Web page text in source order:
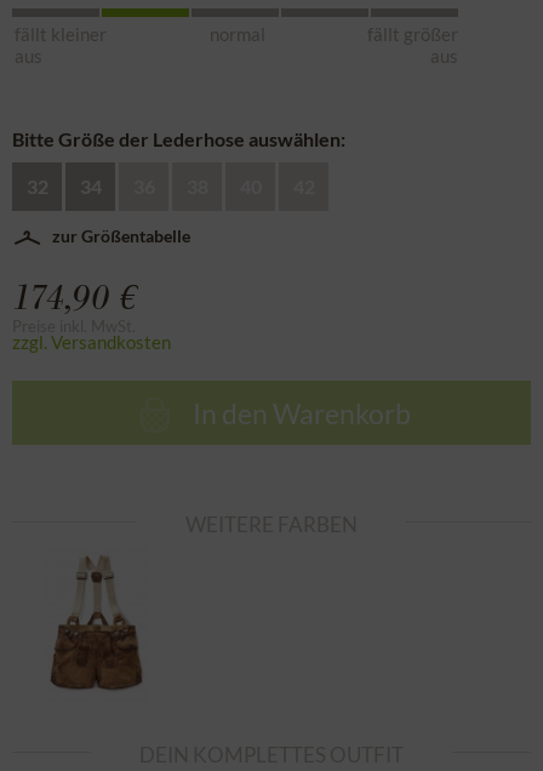
fällt kleiner
aus
normal
fällt größer
aus
Bitte Größe der Lederhose auswählen:
32 34
zur Größentabelle
174,90 €
zzgl. Versandkosten
In den Warenkorb